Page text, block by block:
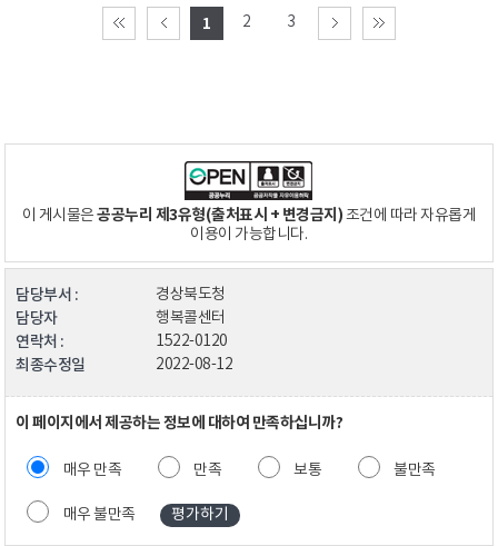
1 2 3
이 게시물은공공누리 제3유형(출처표시 + 변경금지)조건에 따라 자유롭게
이용이 가능합니다.
담당부서 : 경상북도청
담당자 행복콜센터
연락처 : 1522-0120
최종수정일 2022-08-12
이 페이지에서 제공하는 정보에 대하여 만족하십니까?
매우 만족 만족 보통 불만족
매우 불만족